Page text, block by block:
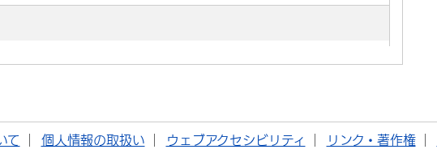
て 個人情報の取扱い ウェブアクセシビリティ リンク・著作権